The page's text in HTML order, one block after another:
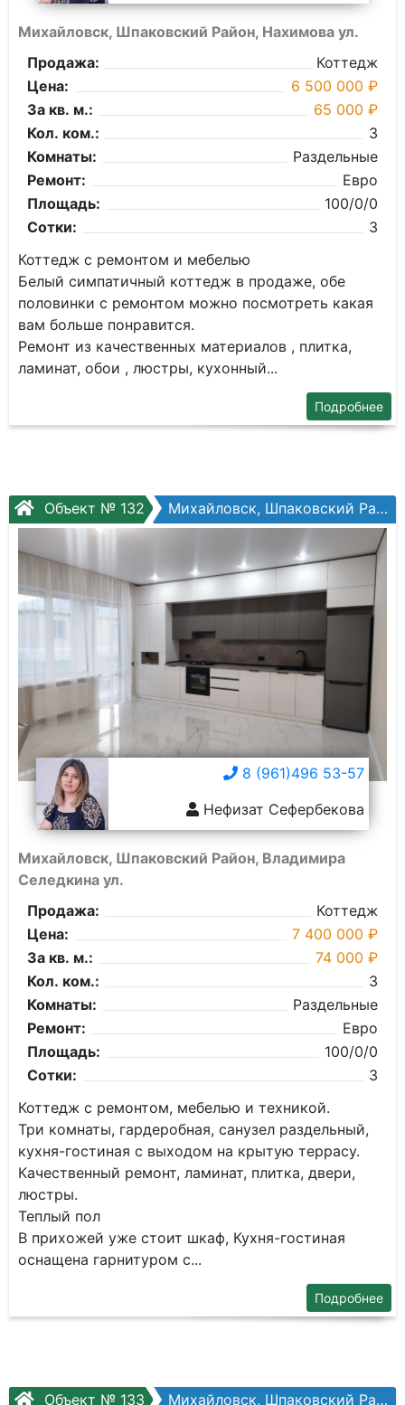
Михайловск, Шпаковский Район, Нахимова ул.
Продажа:
Коттедж
Цена:
6 500 000 ₽
За кв. м.:
65 000 ₽
Кол. ком.:
3
Комнаты:
Раздельные
Ремонт:
Евро
Площадь:
100/0/0
Сотки:
3
Коттедж с ремонтом и мебелью
Белый симпатичный коттедж в продаже, обе
половинки с ремонтом можно посмотреть какая
вам больше понравится.
Ремонт из качественных материалов , плитка,
ламинат, обои , люстры, кухонный...
Подробнее
Объект № 132 Михайловск, Шпаковский Район, Владимира Селедкина ул.
8 (961)496 53-57
Нефизат Сефербекова
Михайловск, Шпаковский Район, Владимира
Селедкина ул.
Продажа:
Коттедж
Цена:
7 400 000 ₽
За кв. м.:
74 000 ₽
Кол. ком.:
3
Комнаты:
Раздельные
Ремонт:
Евро
Площадь:
100/0/0
Сотки:
3
Коттедж с ремонтом, мебелью и техникой.
Три комнаты, гардеробная, санузел раздельный,
кухня-гостиная с выходом на крытую террасу.
Качественный ремонт, ламинат, плитка, двери,
люстры.
Теплый пол
В прихожей уже стоит шкаф, Кухня-гостиная
оснащена гарнитуром с...
Подробнее
Объект № 133 Михайловск, Шпаковский Район, Нахимова ул.